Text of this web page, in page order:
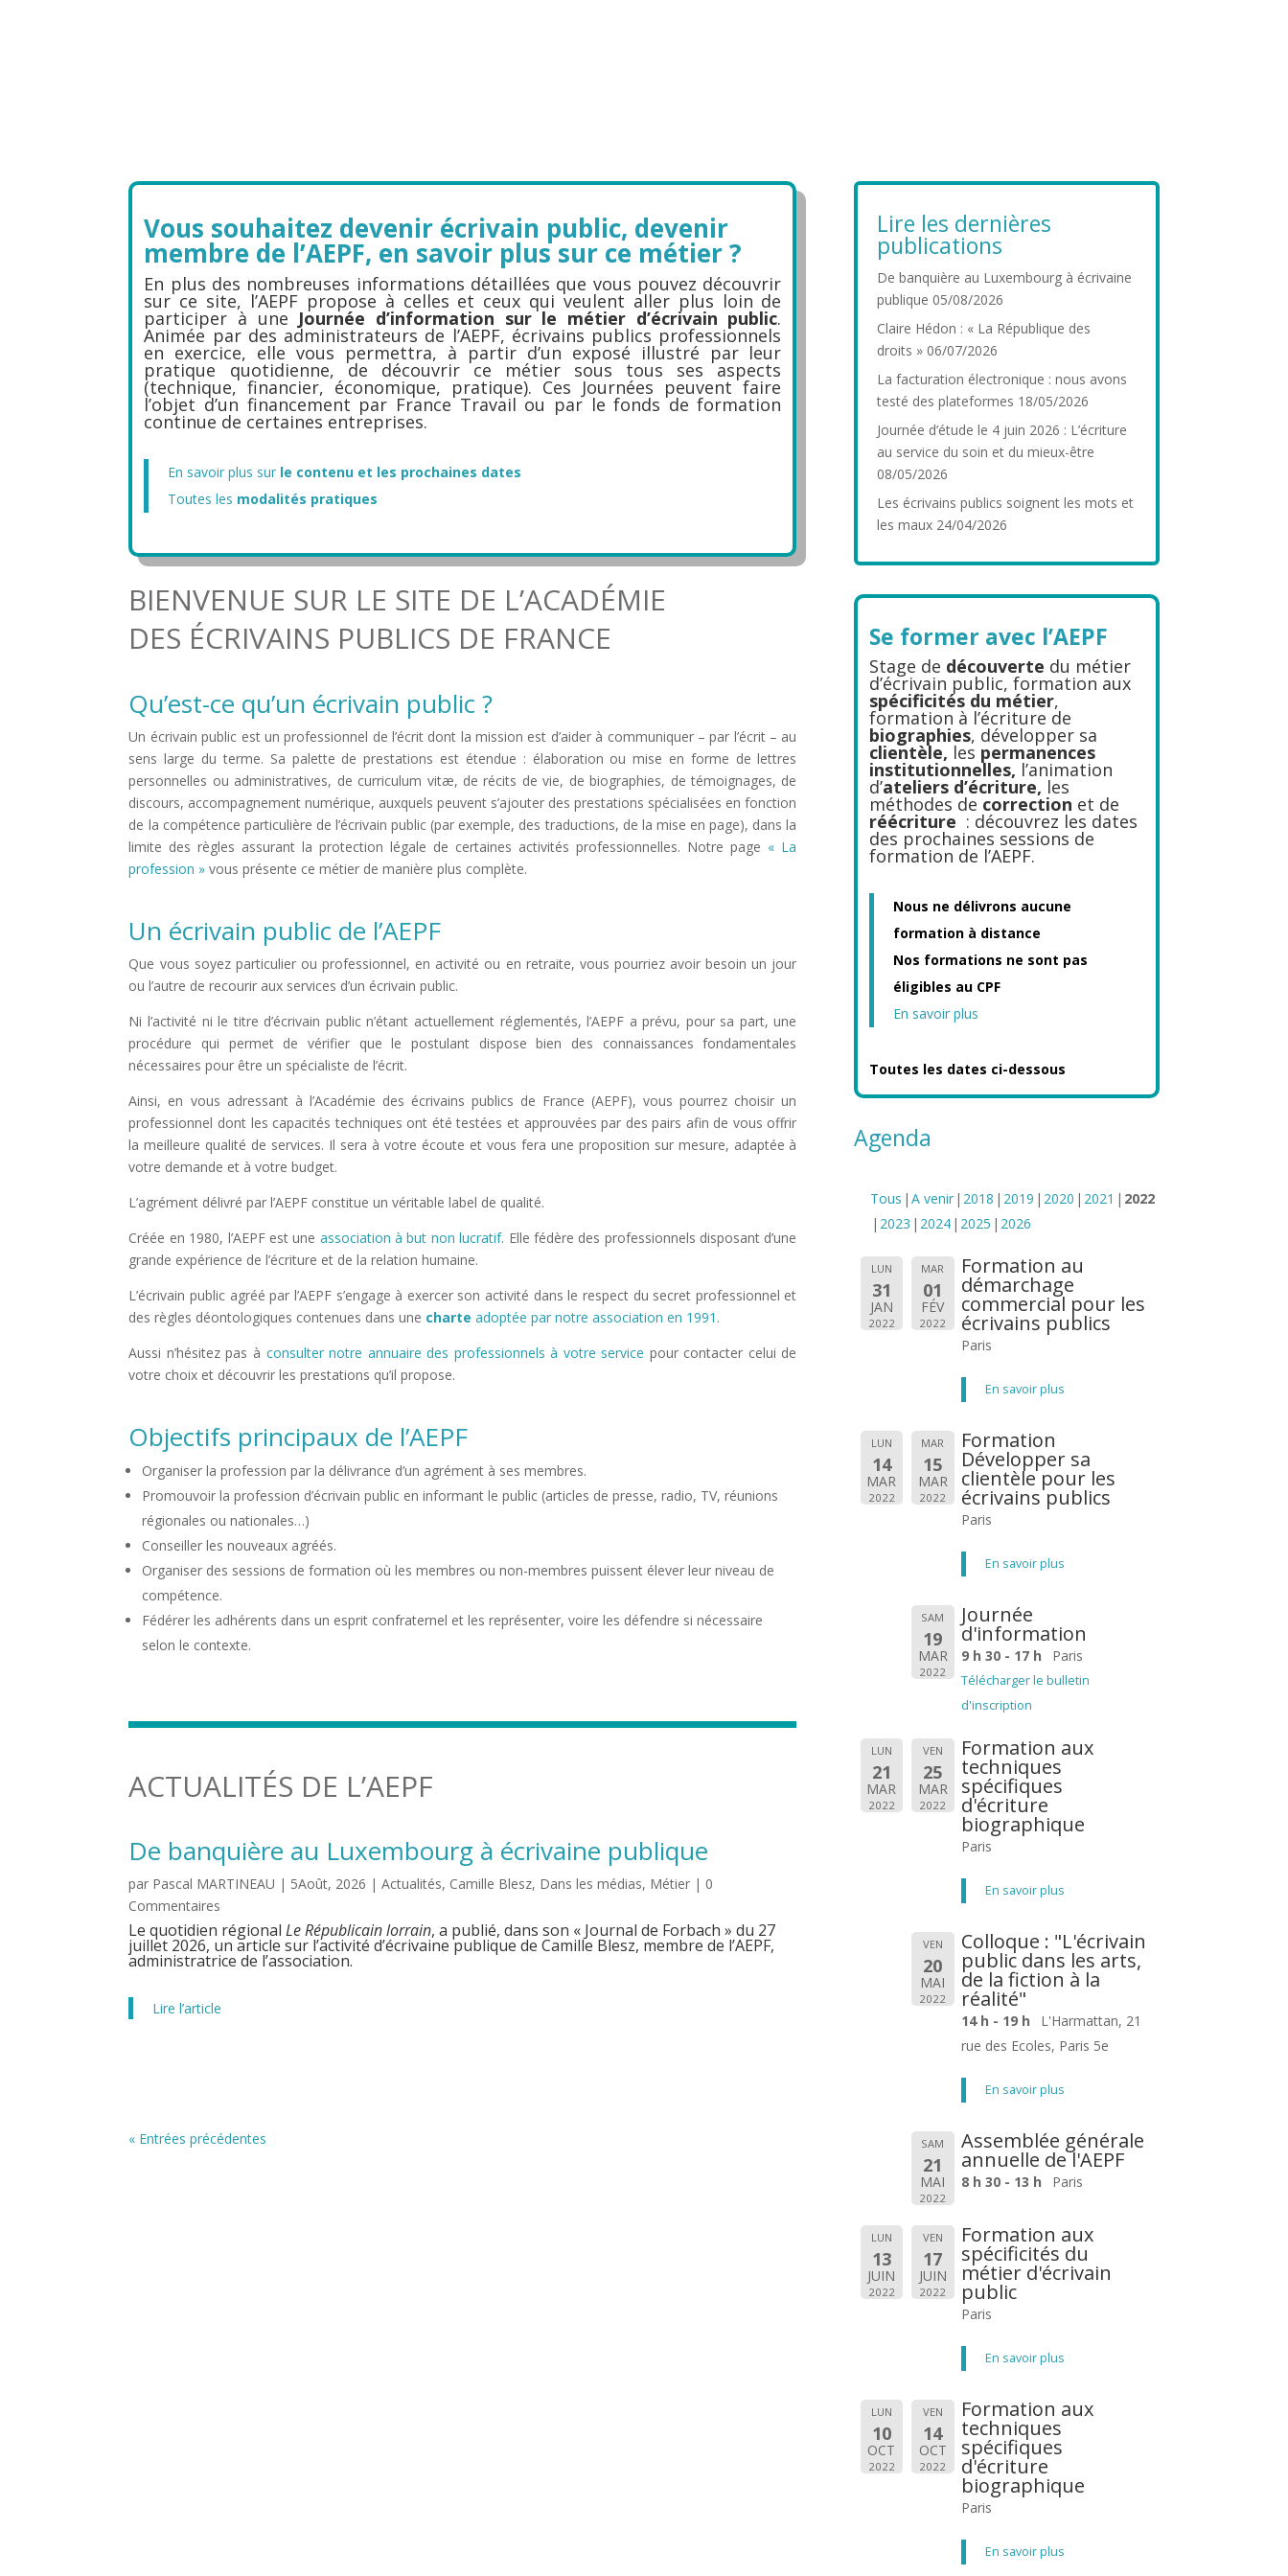
Vous souhaitez devenir écrivain public, devenir
membre de l’AEPF, en savoir plus sur ce métier ?
En plus des nombreuses informations détaillées que vous pouvez découvrir
sur ce site, l’AEPF propose à celles et ceux qui veulent aller plus loin de
participer à une Journée d’information sur le métier d’écrivain public.
Animée par des administrateurs de l’AEPF, écrivains publics professionnels
en exercice, elle vous permettra, à partir d’un exposé illustré par leur
pratique quotidienne, de découvrir ce métier sous tous ses aspects
(technique, financier, économique, pratique). Ces Journées peuvent faire
l’objet d’un financement par France Travail ou par le fonds de formation
continue de certaines entreprises.
En savoir plus sur le contenu et les prochaines dates
Toutes les modalités pratiques
BIENVENUE SUR LE SITE DE L’ACADÉMIE
DES ÉCRIVAINS PUBLICS DE FRANCE
Qu’est-ce qu’un écrivain public ?
Un écrivain public est un professionnel de l’écrit dont la mission est d’aider à communiquer – par l’écrit – au
sens large du terme. Sa palette de prestations est étendue : élaboration ou mise en forme de lettres
personnelles ou administratives, de curriculum vitæ, de récits de vie, de biographies, de témoignages, de
discours, accompagnement numérique, auxquels peuvent s’ajouter des prestations spécialisées en fonction
de la compétence particulière de l’écrivain public (par exemple, des traductions, de la mise en page), dans la
limite des règles assurant la protection légale de certaines activités professionnelles. Notre page « La
profession » vous présente ce métier de manière plus complète.
Un écrivain public de l’AEPF
Que vous soyez particulier ou professionnel, en activité ou en retraite, vous pourriez avoir besoin un jour
ou l’autre de recourir aux services d’un écrivain public.
Ni l’activité ni le titre d’écrivain public n’étant actuellement réglementés, l’AEPF a prévu, pour sa part, une
procédure qui permet de vérifier que le postulant dispose bien des connaissances fondamentales
nécessaires pour être un spécialiste de l’écrit.
Ainsi, en vous adressant à l’Académie des écrivains publics de France (AEPF), vous pourrez choisir un
professionnel dont les capacités techniques ont été testées et approuvées par des pairs afin de vous offrir
la meilleure qualité de services. Il sera à votre écoute et vous fera une proposition sur mesure, adaptée à
votre demande et à votre budget.
L’agrément délivré par l’AEPF constitue un véritable label de qualité.
Créée en 1980, l’AEPF est une association à but non lucratif. Elle fédère des professionnels disposant d’une
grande expérience de l’écriture et de la relation humaine.
L’écrivain public agréé par l’AEPF s’engage à exercer son activité dans le respect du secret professionnel et
des règles déontologiques contenues dans une charte adoptée par notre association en 1991 .
Aussi n’hésitez pas à consulter notre annuaire des professionnels à votre service pour contacter celui de
votre choix et découvrir les prestations qu’il propose.
Objectifs principaux de l’AEPF
Organiser la profession par la délivrance d’un agrément à ses membres.
Promouvoir la profession d’écrivain public en informant le public (articles de presse, radio, TV, réunions
régionales ou nationales…)
Conseiller les nouveaux agréés.
Organiser des sessions de formation où les membres ou non-membres puissent élever leur niveau de
compétence.
Fédérer les adhérents dans un esprit confraternel et les représenter, voire les défendre si nécessaire
selon le contexte.
ACTUALITÉS DE L’AEPF
De banquière au Luxembourg à écrivaine publique
par Pascal MARTINEAU | 5Août, 2026 |Actualités, Camille Blesz, Dans les médias, Métier | 0
Commentaires
Le quotidien régionalLe Républicain lorrain, a publié, dans son « Journal de Forbach » du 27
juillet 2026, un article sur l’activité d’écrivaine publique de Camille Blesz, membre de l’AEPF,
administratrice de l’association.
Lire l’article
« Entrées précédentes
Lire les dernières
publications
De banquière au Luxembourg à écrivaine
publique 05/08/2026
Claire Hédon : « La République des
droits » 06/07/2026
La facturation électronique : nous avons
testé des plateformes 18/05/2026
Journée d’étude le 4 juin 2026 : L’écriture
au service du soin et du mieux-être
08/05/2026
Les écrivains publics soignent les mots et
les maux 24/04/2026
Se former avec l’AEPF
Stage de découverte du métier
d’écrivain public, formation aux
spécificités du métier,
formation à l’écriture de
biographies, développer sa
clientèle, les permanences
institutionnelles, l’animation
d’ateliers d’écriture, les
méthodes de correction et de
réécriture : découvrez les dates
des prochaines sessions de
formation de l’AEPF.
Nous ne délivrons aucune
formation à distance
Nos formations ne sont pas
éligibles au CPF
En savoir plus
Toutes les dates ci-dessous
Agenda
Tous A venir 2018 2019 2020 2021
2022
2023
2024 2025 2026
LUN
31
JAN
2022
MAR
01
FÉV
2022
Formation au
démarchage
commercial pour les
écrivains publics
Paris
En savoir plus
LUN
14
MAR
2022
MAR
15
MAR
2022
Formation
Développer sa
clientèle pour les
écrivains publics
Paris
En savoir plus
SAM
19
MAR
2022
Journée
d'information
9 h 30 - 17 h Paris
Télécharger le bulletin
d'inscription
LUN
21
MAR
2022
VEN
25
MAR
2022
Formation aux
techniques
spécifiques
d'écriture
biographique
Paris
En savoir plus
VEN
20
MAI
2022
Colloque : "L'écrivain
public dans les arts,
de la fiction à la
réalité"
14 h - 19 h
L'Harmattan, 21
rue des Ecoles, Paris 5e
En savoir plus
SAM
21
MAI
2022
Assemblée générale
annuelle de l'AEPF
8 h 30 - 13 h Paris
LUN
13
JUIN
2022
VEN
17
JUIN
2022
Formation aux
spécificités du
métier d'écrivain
public
Paris
En savoir plus
LUN
10
OCT
2022
VEN
14
OCT
2022
Formation aux
techniques
spécifiques
d'écriture
biographique
Paris
En savoir plus